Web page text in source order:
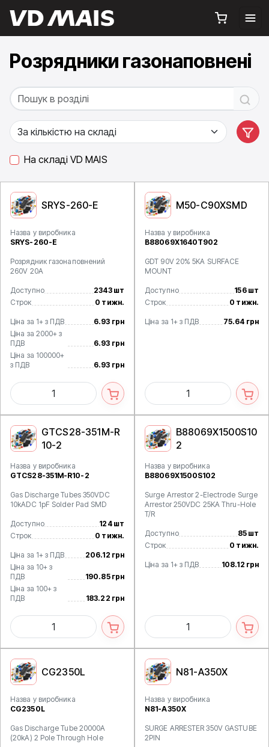
Розрядники газонаповнені
На складі VD MAIS
SRYS-260-E
Назва у виробника
SRYS-260-E
Розрядник газонаповнений
260V 20A
Доступно
2343 шт
Строк
0 тижн.
Ціна за 1+ з ПДВ
6.93 грн
Ціна за 2000+ з
ПДВ
6.93 грн
Ціна за 100000+
з ПДВ
6.93 грн
M50-C90XSMD
Назва у виробника
B88069X1640T902
GDT 90V 20% 5KA SURFACE
MOUNT
Доступно
156 шт
Строк
0 тижн.
Ціна за 1+ з ПДВ 75.64 грн
GTCS28-351M-R
10-2
Назва у виробника
GTCS28-351M-R10-2
Gas Discharge Tubes 350VDC
10kADC 1pF Solder Pad SMD
Доступно
124 шт
Строк
0 тижн.
Ціна за 1+ з ПДВ
206.12 грн
Ціна за 10+ з
ПДВ
190.85 грн
Ціна за 100+ з
ПДВ
183.22 грн
B88069X1500S10
2
Назва у виробника
B88069X1500S102
Surge Arrestor 2-Electrode Surge
Arrestor 250VDC 25KA Thru-Hole
T/R
Доступно
85 шт
Строк
0 тижн.
Ціна за 1+ з ПДВ 108.12 грн
CG2350L
Назва у виробника
CG2350L
Gas Discharge Tube 20000A
(20kA) 2 Pole Through Hole
N81-A350X
Назва у виробника
N81-A350X
SURGE ARRESTER 350V GASTUBE
2PIN